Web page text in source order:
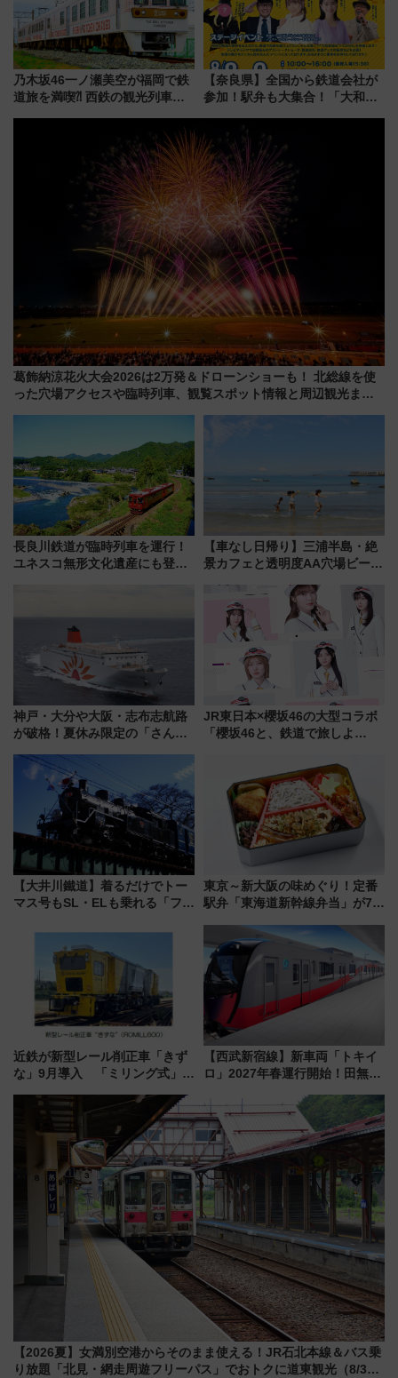
乃木坂46一ノ瀬美空が福岡で鉄
道旅を満喫⁈ 西鉄の観光列車
CHIKUGO」で巡る福岡･太宰
府･柳川の旅！YouTubeが公開
【奈良県】全国から鉄道会社が
参加！駅弁も大集合！「大和鉄
に開催決定
葛飾納涼花火大会2026は2万発＆ドローンショーも！ 北総線を使
った穴場アクセスや臨時列車、観覧スポット情報と周辺観光まと
長良川鉄道が臨時列車を運行！
ユネスコ無形文化遺産にも登録
【車なし日帰り】三浦半島・絶
景カフェと透明度AA穴場ビーチ
用してストレスフリー旅へ行こ
う！
神戸・大分や大阪・志布志航路
が破格！夏休み限定の「さんふ
ート 夕朝食ビュッフェ付きで
快適な船旅はいかが？
JR東日本×櫻坂46の大型コラボ
「櫻坂46と、鉄道で旅しよ
潟・長野・庄内へ
【大井川鐵道】着るだけでトー
マス号もSL・ELも乗れる「フリ
受注販売
東京～新大阪の味めぐり！定番
駅弁「東海道新幹線弁当」が7月
近鉄が新型レール削正車「きず
な」9月導入 「ミリング式」採
化！安全性や乗り心地の向上に
貢献するだけでなく、全線区で
活躍するための仕組みも
【西武新宿線】新車両「トキイ
ロ」2027年春運行開始！田無・
「第2弾」も
【2026夏】女満別空港からそのまま使える！JR石北本線＆バス乗
り放題「北見・網走周遊フリーパス」でおトクに道東観光（8/3発